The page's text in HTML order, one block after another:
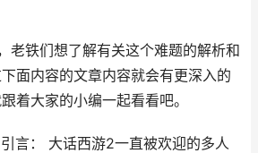
老铁们想了解有关这个难题的解析和
面内容的文章内容就会有更深入的
着大家的小编一起看看吧。
言： 大话西游2一直被欢迎的多人